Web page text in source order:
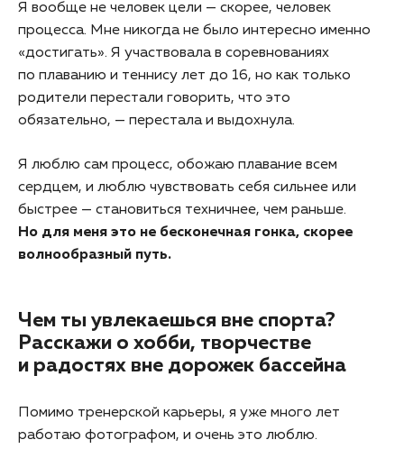
Я вообще не человек цели — скорее, человек
процесса. Мне никогда не было интересно именно
«достигать». Я участвовала в соревнованиях
по плаванию и теннису лет до 16, но как только
родители перестали говорить, что это
обязательно, — перестала и выдохнула.
Я люблю сам процесс, обожаю плавание всем
сердцем, и люблю чувствовать себя сильнее или
быстрее — становиться техничнее, чем раньше.
Но для меня это не бесконечная гонка, скорее
волнообразный путь.
Чем ты увлекаешься вне спорта?
Расскажи о хобби, творчестве
и радостях вне дорожек бассейна
Помимо тренерской карьеры, я уже много лет
работаю фотографом, и очень это люблю.